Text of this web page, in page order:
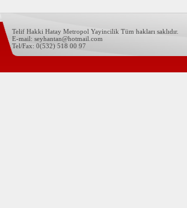
Telif Hakki Hatay Metropol Yayincilik Tüm hakları saklıdır.
E-mail: seyhantan@hotmail.com
Tel/Fax: 0(532) 518 00 97